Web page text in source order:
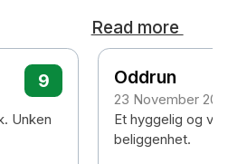
till Kongsbergstation
till Notodden flygplats
Read more
9
Unken
Oddrun
23 November
Et hyggelig og
beliggenhet.